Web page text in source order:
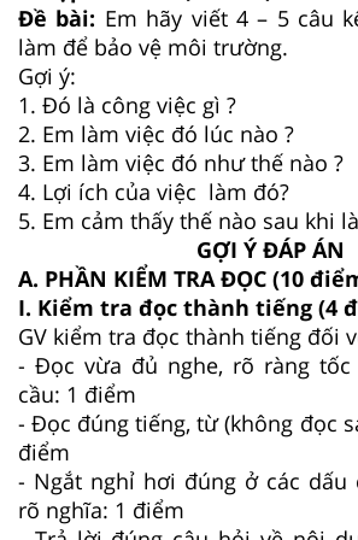
Đề bài: Em hãy viết 4 – 5 câu
làm để bảo vệ môi trường.
Gợi ý:
1. Đó là công việc gì ?
2. Em làm việc đó lúc nào ?
3. Em làm việc đó như thế nào ?
4. Lợi ích của việc làm đó?
5. Em cảm thấy thế nào sau khi
GỢI Ý ĐÁP ÁN
A. PHẦN KIỂM TRA ĐỌC (10
I. Kiểm tra đọc thành tiếng (4
GV kiểm tra đọc thành tiếng đối
- Đọc vừa đủ nghe, rõ ràng
cầu: 1 điểm
- Đọc đúng tiếng, từ (không đọc
điểm
- Ngắt nghỉ hơi đúng ở các dấu
rõ nghĩa: 1 điểm